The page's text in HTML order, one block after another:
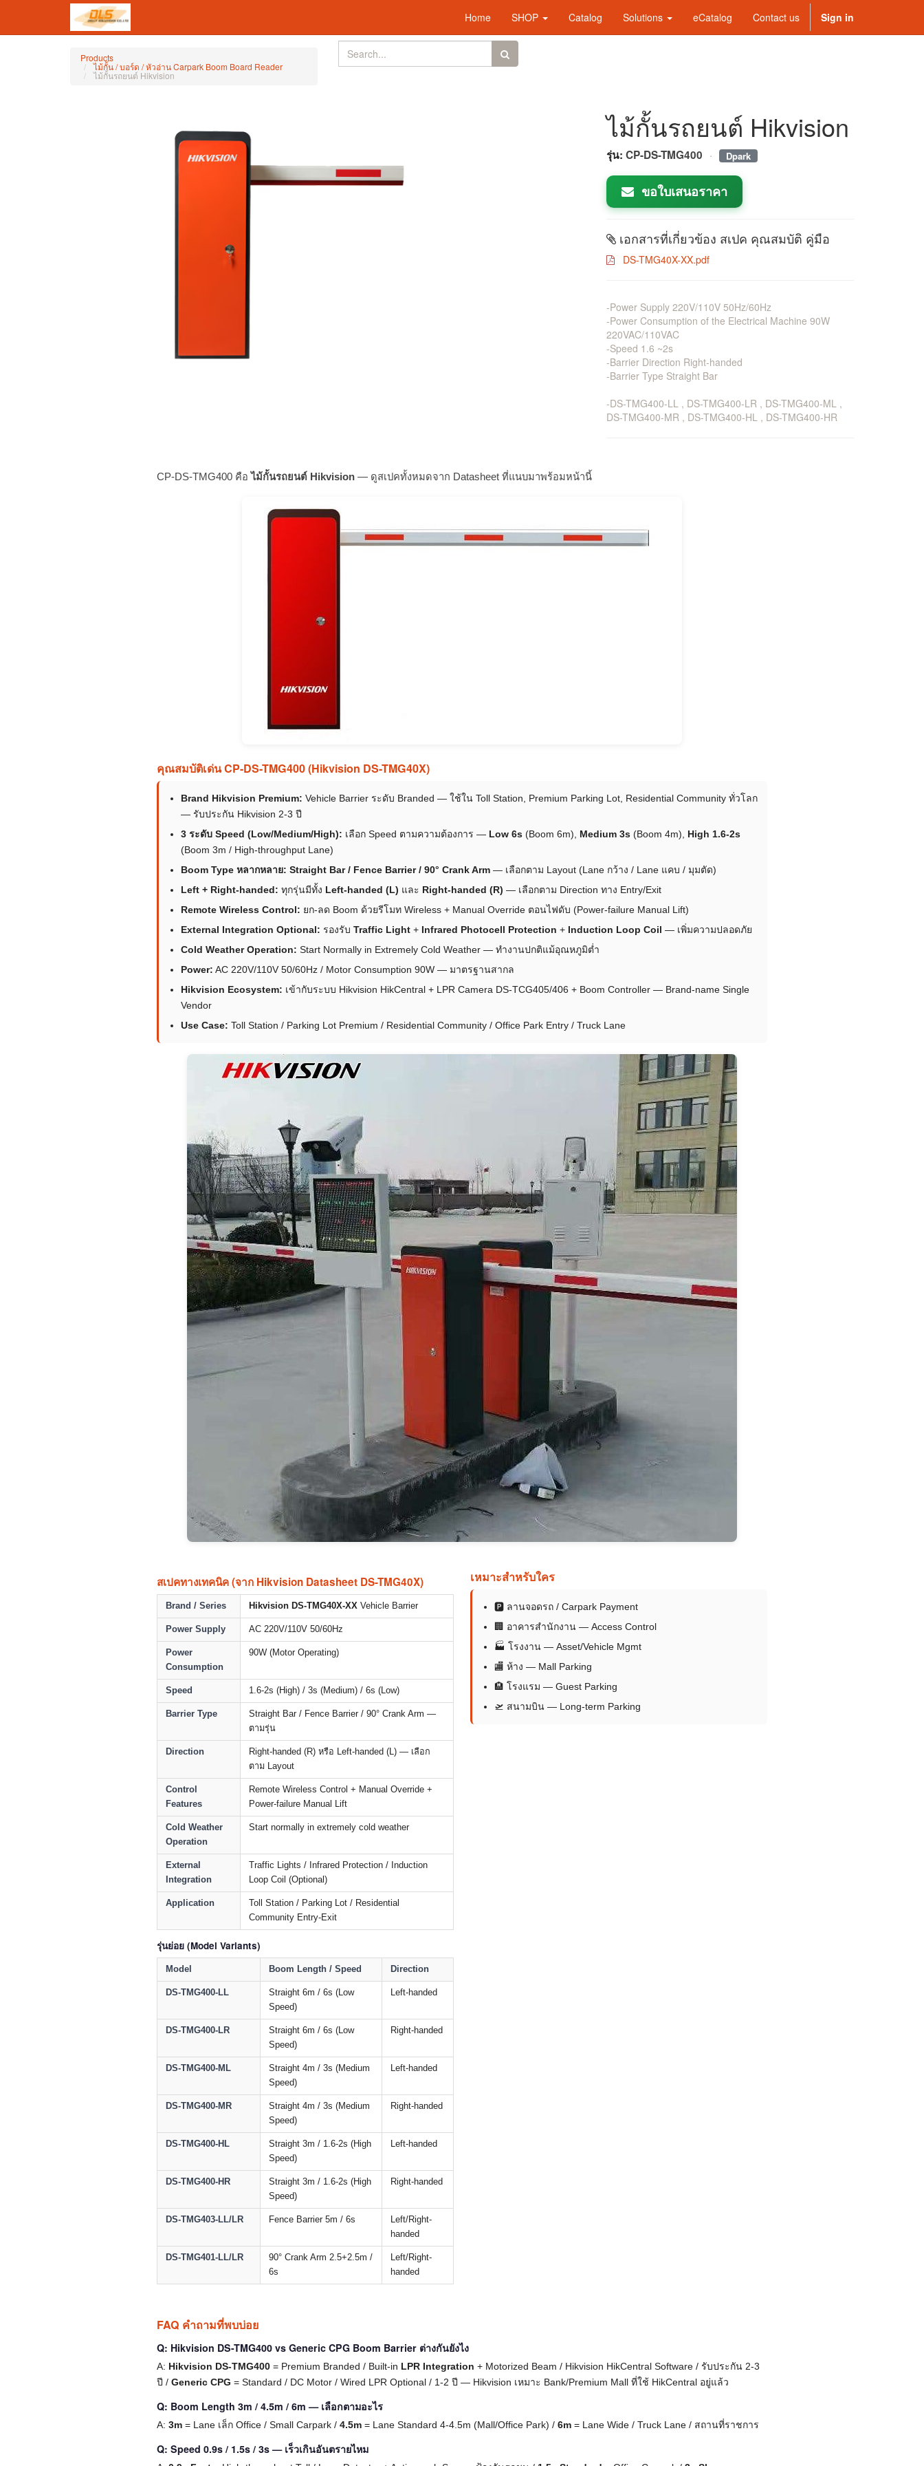
Home SHOP Catalog Solutions eCatalog Contact us Sign in
Products
ไม้กั้น / บอร์ด / หัวอ่าน Carpark Boom Board Reader
ไม้กั้นรถยนต์ Hikvision
ไม้กั้นรถยนต์ Hikvision
รุ่น: CP-DS-TMG400 · Dpark
ขอใบเสนอราคา
เอกสารที่เกี่ยวข้อง สเปค คุณสมบัติ คู่มือ
DS-TMG40X-XX.pdf
-Power Supply 220V/110V 50Hz/60Hz
-Power Consumption of the Electrical Machine 90W
220VAC/110VAC
-Speed 1.6 ~2s
-Barrier Direction Right-handed
-Barrier Type Straight Bar
-DS-TMG400-LL , DS-TMG400-LR , DS-TMG400-ML ,
DS-TMG400-MR , DS-TMG400-HL , DS-TMG400-HR
CP-DS-TMG400 คือไม้กั้นรถยนต์ Hikvision — ดูสเปคทั้งหมดจาก Datasheet ที่แนบมาพร้อมหน้านี้
คุณสมบัติเด่น CP-DS-TMG400 (Hikvision DS-TMG40X)
Brand Hikvision Premium: Vehicle Barrier ระดับ Branded — ใช้ใน Toll Station, Premium Parking Lot, Residential Community ทั่วโลก
— รับประกัน Hikvision 2-3 ปี
3 ระดับ Speed (Low/Medium/High): เลือก Speed ตามความต้องการ — Low 6s (Boom 6m), Medium 3s (Boom 4m), High 1.6-2s
(Boom 3m / High-throughput Lane)
Boom Type หลากหลาย: Straight Bar / Fence Barrier / 90° Crank Arm — เลือกตาม Layout (Lane กว้าง / Lane แคบ / มุมตัด)
Left + Right-handed: ทุกรุ่นมีทั้ง Left-handed (L) และ Right-handed (R) — เลือกตาม Direction ทาง Entry/Exit
Remote Wireless Control: ยก-ลด Boom ด้วยรีโมท Wireless + Manual Override ตอนไฟดับ (Power-failure Manual Lift)
External Integration Optional: รองรับ Traffic Light + Infrared Photocell Protection + Induction Loop Coil — เพิ่มความปลอดภัย
Cold Weather Operation: Start Normally in Extremely Cold Weather — ทำงานปกติแม้อุณหภูมิต่ำ
Power: AC 220V/110V 50/60Hz / Motor Consumption 90W — มาตรฐานสากล
Hikvision Ecosystem: เข้ากับระบบ Hikvision HikCentral + LPR Camera DS-TCG405/406 + Boom Controller — Brand-name Single
Vendor
Use Case: Toll Station / Parking Lot Premium / Residential Community / Office Park Entry / Truck Lane
สเปคทางเทคนิค (จาก Hikvision Datasheet DS-TMG40X)
Brand / Series Hikvision DS-TMG40X-XX Vehicle Barrier
Power Supply AC 220V/110V 50/60Hz
Power
Consumption
90W (Motor Operating)
Speed 1.6-2s (High) / 3s (Medium) / 6s (Low)
Barrier Type
Straight Bar / Fence Barrier / 90° Crank Arm —
ตามรุ่น
Direction
Right-handed (R) หรือ Left-handed (L) — เลือก
ตาม Layout
Control
Features
Remote Wireless Control + Manual Override +
Power-failure Manual Lift
Cold Weather
Operation
Start normally in extremely cold weather
External
Integration
Traffic Lights / Infrared Protection / Induction
Loop Coil (Optional)
Application
Toll Station / Parking Lot / Residential
Community Entry-Exit
รุ่นย่อย (Model Variants)
Model Boom Length / Speed Direction
DS-TMG400-LL
Straight 6m / 6s (Low
Speed)
Left-handed
DS-TMG400-LR
Straight 6m / 6s (Low
Speed)
Right-handed
DS-TMG400-ML
Straight 4m / 3s (Medium
Speed)
Left-handed
DS-TMG400-MR
Straight 4m / 3s (Medium
Speed)
Right-handed
DS-TMG400-HL
Straight 3m / 1.6-2s (High
Speed)
Left-handed
DS-TMG400-HR
Straight 3m / 1.6-2s (High
Speed)
Right-handed
DS-TMG403-LL/LR Fence Barrier 5m / 6s
Left/Right-
handed
DS-TMG401-LL/LR
90° Crank Arm 2.5+2.5m /
6s
Left/Right-
handed
เหมาะสำหรับใคร
🅿 ลานจอดรถ / Carpark Payment
🏢 อาคารสำนักงาน — Access Control
🏭 โรงงาน — Asset/Vehicle Mgmt
🏬 ห้าง — Mall Parking
🏨 โรงแรม — Guest Parking
🛫 สนามบิน — Long-term Parking
FAQ คำถามที่พบบ่อย
Q: Hikvision DS-TMG400 vs Generic CPG Boom Barrier ต่างกันยังไง
A: Hikvision DS-TMG400 = Premium Branded / Built-in LPR Integration + Motorized Beam / Hikvision HikCentral Software / รับประกัน 2-3
ปี / Generic CPG = Standard / DC Motor / Wired LPR Optional / 1-2 ปี — Hikvision เหมาะ Bank/Premium Mall ที่ใช้ HikCentral อยู่แล้ว
Q: Boom Length 3m / 4.5m / 6m — เลือกตามอะไร
A: 3m = Lane เล็ก Office / Small Carpark / 4.5m = Lane Standard 4-4.5m (Mall/Office Park) / 6m = Lane Wide / Truck Lane / สถานที่ราชการ
Q: Speed 0.9s / 1.5s / 3s — เร็วเกินอันตรายไหม